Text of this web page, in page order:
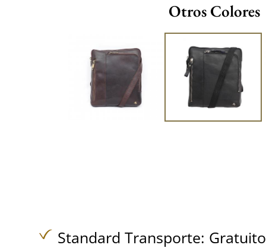
Otros Colores
Standard Transporte: